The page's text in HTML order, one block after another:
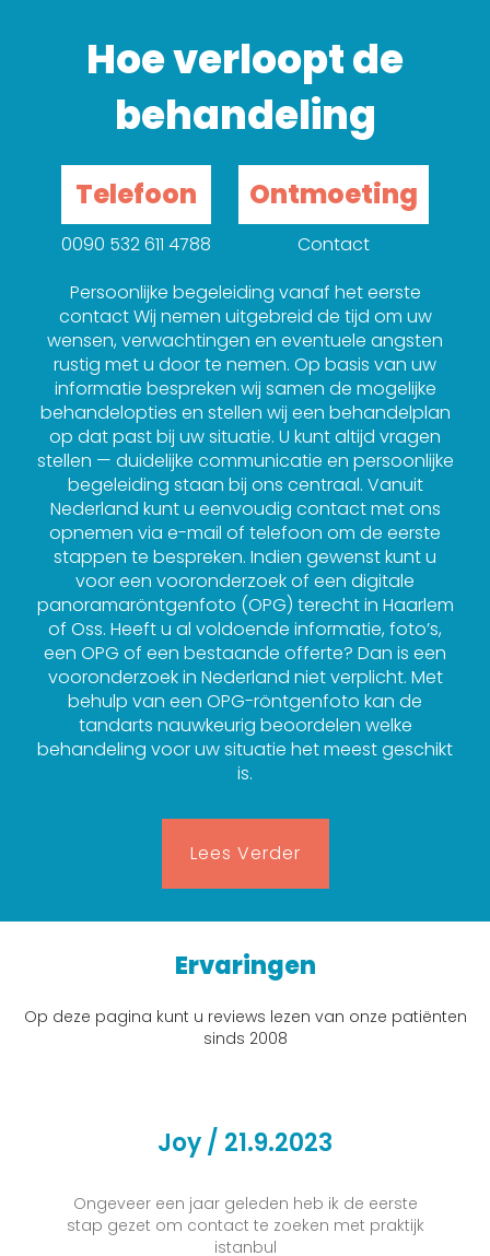
Hoe verloopt de
behandeling
Telefoon
0090 532 611 4788
Ontmoeting
Contact
Persoonlijke begeleiding vanaf het eerste
contact Wij nemen uitgebreid de tijd om uw
wensen, verwachtingen en eventuele angsten
rustig met u door te nemen. Op basis van uw
informatie bespreken wij samen de mogelijke
behandelopties en stellen wij een behandelplan
op dat past bij uw situatie. U kunt altijd vragen
stellen — duidelijke communicatie en persoonlijke
begeleiding staan bij ons centraal. Vanuit
Nederland kunt u eenvoudig contact met ons
opnemen via e-mail of telefoon om de eerste
stappen te bespreken. Indien gewenst kunt u
voor een vooronderzoek of een digitale
panoramaröntgenfoto (OPG) terecht in Haarlem
of Oss. Heeft u al voldoende informatie, foto’s,
een OPG of een bestaande offerte? Dan is een
vooronderzoek in Nederland niet verplicht. Met
behulp van een OPG-röntgenfoto kan de
tandarts nauwkeurig beoordelen welke
behandeling voor uw situatie het meest geschikt
is.
Lees Verder
Ervaringen
Op deze pagina kunt u reviews lezen van onze patiënten
sinds 2008
Joy / 21.9.2023
Ongeveer een jaar geleden heb ik de eerste
stap gezet om contact te zoeken met praktijk
istanbul